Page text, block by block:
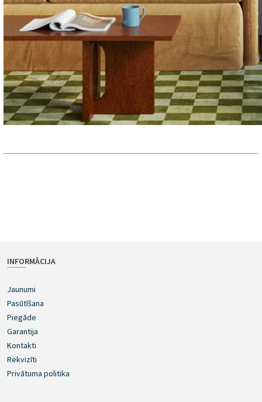
INFORMĀCIJA
Jaunumi
Pasūtīšana
Piegāde
Garantija
Kontakti
Rekvizīti
Privātuma politika